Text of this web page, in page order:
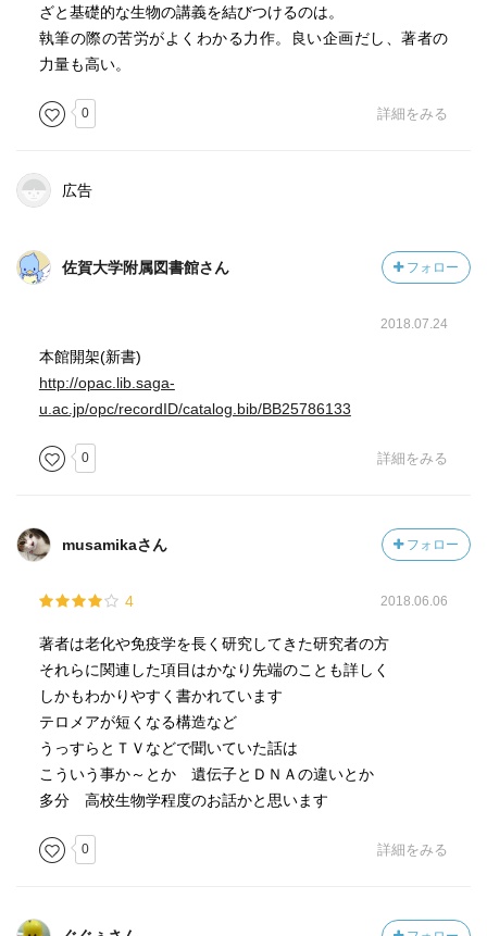
「毒薬変じて薬となる──薬と毒 害をなすものが一変して
役立つものに変わることがあり、毒薬も使い方によっては
有益なものに変わる、というたとえです。 アマゾンの奥
狩る目的で、毒物をぬりつけた吹き矢を使いました。矢が
は、有名な猛毒のクラーレです。 ところが、やがて、精
抑えることができ、手術をスムーズにおこなうことができ
ったのです。 このように、科学的に考えても毒と薬の間
には密接な関連があります。」
—『生物学の基礎はことわざにあり カエルの子はカエ
信著
治したり悪を排除したりすることです。このことわざは、
科学的に見ても薬にそのまま当てはまります。 がんの治
が中心となっています。このなかで、抗がん剤と放射線は
いずれも体にとって本来「毒」であり、したがってこれら
による療法は「毒を以て毒（がん）を制す」る方法であ
る、ということができます。」
—『生物学の基礎はことわざにあり カエルの子はカエ
ル？ トンビがタカを生む？ (岩波ジュニア新書)』杉本 正
信著
「毒にも薬にもならぬ──あってもなくてもよい存在 これ
のたとえです。人にこのたとえを使ったならば、それには
ざと基礎的な生物の講義を結びつけるのは。
執筆の際の苦労がよくわかる力作。良い企画だし、著者の
力量も高い。
0 詳細をみる
広告
佐賀大学附属図書館さん フォロー
2018.07.24
本館開架(新書)
http://opac.lib.saga-
u.ac.jp/opc/recordID/catalog.bib/BB25786133
0 詳細をみる
musamikaさん フォロー
4 2018.06.06
著者は老化や免疫学を長く研究してきた研究者の方
それらに関連した項目はかなり先端のことも詳しく
しかもわかりやすく書かれています
テロメアが短くなる構造など
うっすらとＴＶなどで聞いていた話は
こういう事か～とか 遺伝子とＤＮＡの違いとか
多分 高校生物学程度のお話かと思います
0 詳細をみる